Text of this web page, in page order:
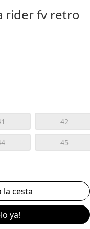
rider fv retro
42
45
ya!